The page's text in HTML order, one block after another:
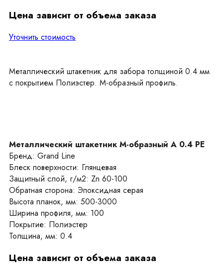
Цена зависит от объема заказа
Уточнить стоимость
Металлический штакетник для забора толщиной 0.4 мм
с покрытием Полиэстер. М-образный профиль.
Металлический штакетник М-образный А 0.4 PE
Бренд: Grand Line
Блеск поверхности: Глянцевая
Защитный слой, г/м2: Zn 60-100
Обратная сторона: Эпоксидная серая
Высота планок, мм: 500-3000
Ширина профиля, мм: 100
Покрытие: Полиэстер
Толщина, мм: 0.4
Цена зависит от объема заказа